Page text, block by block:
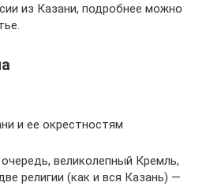
из Казани, подробнее можно
и ее окрестностям
великолепный Кремль,
религии (как и вся Казань) —